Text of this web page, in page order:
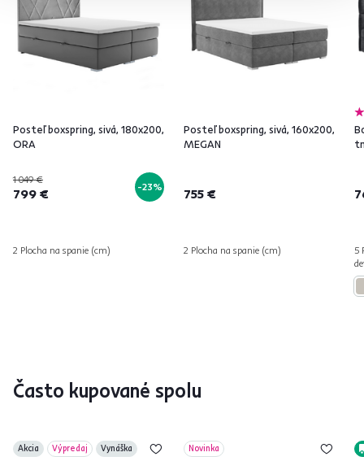
Posteľ boxspring, sivá, 180x200,
ORA
1 049 €
799 € -23%
2 Plocha na spanie (cm)
Posteľ boxspring, sivá, 160x200,
MEGAN
755 €
2 Plocha na spanie (cm)
5
Často kupované spolu
Akcia Výpredaj Vynáška Novinka